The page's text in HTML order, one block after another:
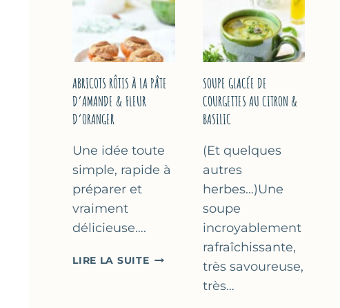
TOMATES
AU
THYM
HUILE
D’OLIVE
&
NOISETTES
SUCRÉ
ABRICOTS RÔTIS À LA PÂTE
D’AMANDE & FLEUR
D’ORANGER
Une idée toute
simple, rapide à
préparer et
vraiment
délicieuse….
LIRE LA SUITEABRICOTS
SOUPE GLACÉE DE
COURGETTES AU CITRON &
BASILIC
(Et quelques
autres
herbes…)Une
soupe
incroyablement
rafraîchissante,
très savoureuse,
très…